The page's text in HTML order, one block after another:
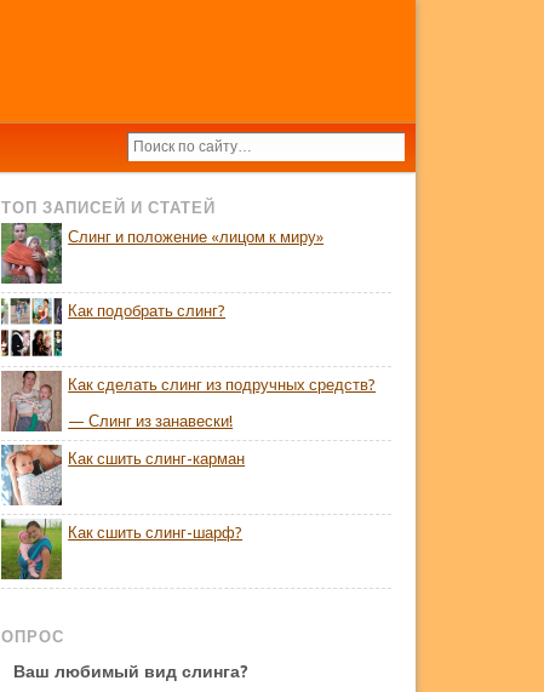
ТОП ЗАПИСЕЙ И СТАТЕЙ
Слинг и положение «лицом к миру»
Как подобрать слинг?
Как сделать слинг из подручных средств?
— Слинг из занавески!
Как сшить слинг-карман
Как сшить слинг-шарф?
ОПРОС
Ваш любимый вид слинга?